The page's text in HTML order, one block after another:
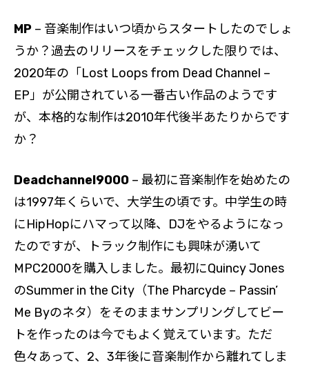
MP – 音楽制作はいつ頃からスタートしたのでしょ
うか？過去のリリースをチェックした限りでは、
2020年の「Lost Loops from Dead Channel –
EP」が公開されている一番古い作品のようです
が、本格的な制作は2010年代後半あたりからです
か？
Deadchannel9000 – 最初に音楽制作を始めたの
は1997年くらいで、大学生の頃です。中学生の時
にHipHopにハマって以降、DJをやるようになっ
たのですが、トラック制作にも興味が湧いて
MPC2000を購入しました。最初にQuincy Jones
のSummer in the City（The Pharcyde – Passin’
Me Byのネタ）をそのままサンプリングしてビー
トを作ったのは今でもよく覚えています。ただ
色々あって、2、3年後に音楽制作から離れてしま